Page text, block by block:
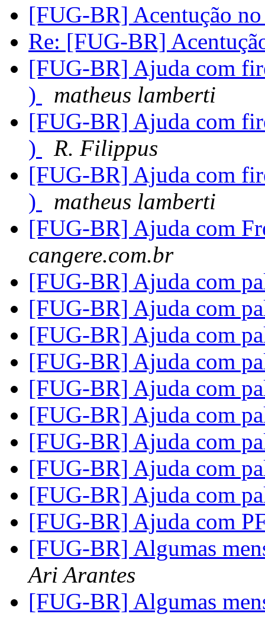
[FUG-BR] Acentução
Re: [FUG-BR]
[FUG-BR] Ajuda com
)
matheus lamberti
[FUG-BR] Ajuda com
)
R. Filippus
[FUG-BR] Ajuda com
)
matheus lamberti
[FUG-BR] Ajuda com
cangere.com.br
[FUG-BR] Ajuda com
[FUG-BR] Ajuda com
[FUG-BR] Ajuda com
[FUG-BR] Ajuda com
[FUG-BR] Ajuda com
[FUG-BR] Ajuda com
[FUG-BR] Ajuda com
[FUG-BR] Ajuda com
[FUG-BR] Ajuda com
[FUG-BR] Ajuda com
[FUG-BR] Algumas
Ari Arantes
[FUG-BR] Algumas